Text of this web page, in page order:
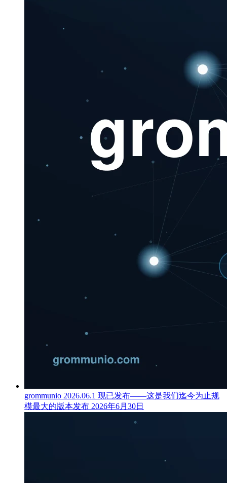
grommunio 2026.06.1 现已发布——这是我们迄今为止规
模最大的版本发布 2026年6月30日